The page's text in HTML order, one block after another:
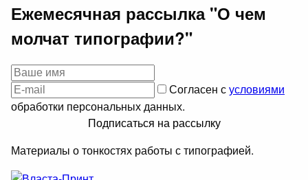
Ежемесячная рассылка "О чем
молчат типографии?"
Согласен сусловиями
обработки персональных данных.
Подписаться на рассылку
Материалы о тонкостях работы с типографией.